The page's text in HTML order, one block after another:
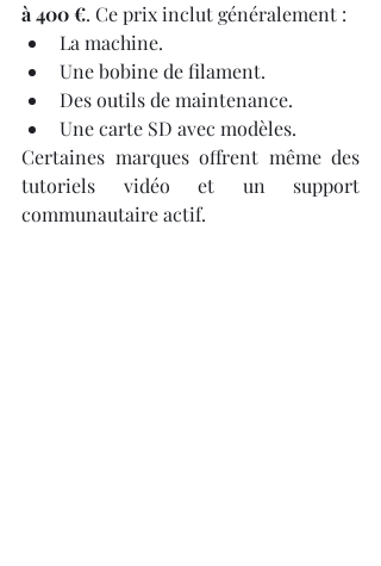
à 400 €. Ce prix inclut généralement :
La machine.
Une bobine de filament.
Des outils de maintenance.
Une carte SD avec modèles.
Certaines marques offrent même des
tutoriels vidéo et un support
communautaire actif.